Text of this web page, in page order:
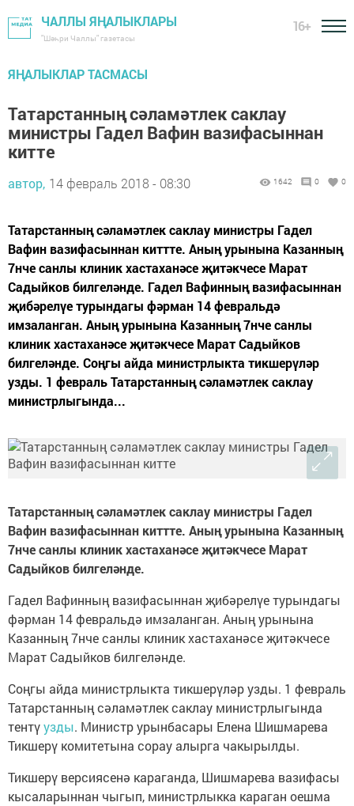
ЧАЛЛЫ ЯҢАЛЫКЛАРЫ
"Шәһри Чаллы" газетасы
16+
ЯҢАЛЫКЛАР ТАСМАСЫ
Татарстанның сәламәтлек саклау
министры Гадел Вафин вазифасыннан
китте
автор, 14 февраль 2018 - 08:30 1642 0 0
Татарстанның сәламәтлек саклау министры Гадел
Вафин вазифасыннан киттте. Аның урынына Казанның
7нче санлы клиник хастаханәсе җитәкчесе Марат
Садыйков билгеләнде. Гадел Вафинның вазифасыннан
җибәрелүе турындагы фәрман 14 февральдә
имзаланган. Аның урынына Казанның 7нче санлы
клиник хастаханәсе җитәкчесе Марат Садыйков
билгеләнде. Соңгы айда министрлыкта тикшерүләр
узды. 1 февраль Татарстанның сәламәтлек саклау
министрлыгында...
Татарстанның сәламәтлек саклау министры Гадел
Вафин вазифасыннан киттте. Аның урынына Казанның
7нче санлы клиник хастаханәсе җитәкчесе Марат
Садыйков билгеләнде.
Гадел Вафинның вазифасыннан җибәрелүе турындагы
фәрман 14 февральдә имзаланган. Аның урынына
Казанның 7нче санлы клиник хастаханәсе җитәкчесе
Марат Садыйков билгеләнде.
Соңгы айда министрлыкта тикшерүләр узды. 1 февраль
Татарстанның сәламәтлек саклау министрлыгында
тентүузды. Министр урынбасары Елена Шишмарева
Тикшерү комитетына сорау алырга чакырылды.
Тикшерү версиясенә караганда, Шишмарева вазифасы
кысаларыннан чыгып, министрлыкка караган оешма